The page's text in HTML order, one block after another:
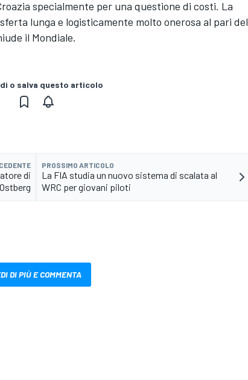
specialmente per una questione di costi. La
lunga e logisticamente molto onerosa al pari del
il Mondiale.
o salva questo articolo
di
PROSSIMO ARTICOLO
La FIA studia un nuovo sistema di scalata al
WRC per giovani piloti
DI PIÙ E COMMENTA